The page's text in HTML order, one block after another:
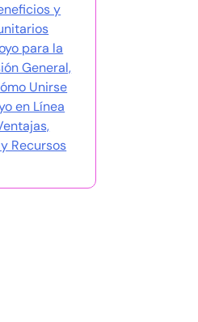
y
para la
General,
Unirse
en Línea
Recursos